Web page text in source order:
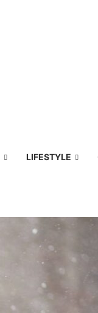
LIFESTYLE